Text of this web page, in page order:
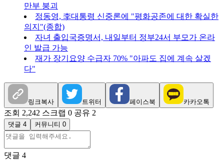
만부 붕괴
정동영, 李대통령 신중론에 "평화공존에 대한 확실한
의지"(종합)
자녀 출입국증명서, 내일부터 정부24서 부모가 온라
인 발급 가능
재가 장기요양 수급자 70% "아파도 집에 계속 살겠
다"
링크복사 트위터 페이스북 카카오톡
조회 2,242 스크랩 0 공유 2
댓글 4 커뮤니티 0
댓글 4